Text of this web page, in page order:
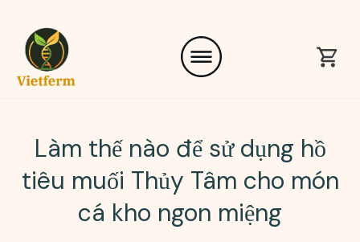
Làm thế nào để sử dụng hồ
tiêu muối Thủy Tâm cho món
cá kho ngon miệng